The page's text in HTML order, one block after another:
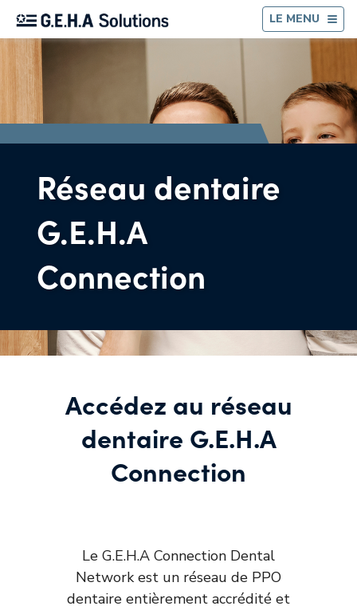
LE MENU
Réseau dentaire
G.E.H.A
Connection
Accédez au réseau
dentaire G.E.H.A
Connection
Le G.E.H.A Connection Dental
Network est un réseau de PPO
dentaire entièrement accrédité et